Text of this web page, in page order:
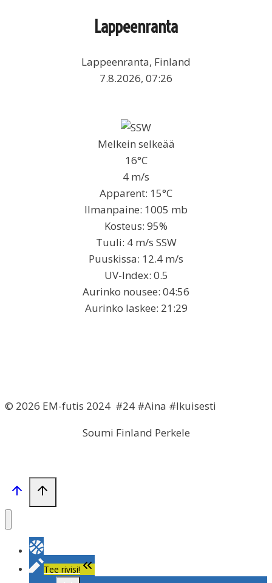
Lappeenranta
Lappeenranta, Finland
7.8.2026, 07:26
Melkein selkeää
16°C
4 m/s
Apparent: 15°C
Ilmanpaine: 1005 mb
Kosteus: 95%
Tuuli: 4 m/s SSW
Puuskissa: 12.4 m/s
UV-Index: 0.5
Aurinko nousee: 04:56
Aurinko laskee: 21:29
© 2026 EM-futis 2024 #24 #Aina #Ikuisesti
Soumi Finland Perkele
Tee rivisi!